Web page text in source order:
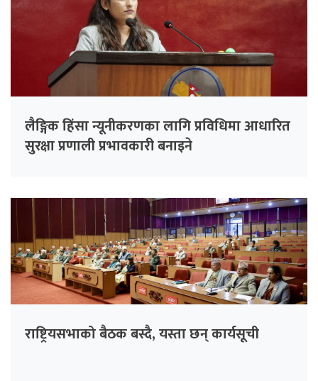
लैङ्गिक हिंसा न्यूनीकरणका लागि प्रविधिमा आधारित
सुरक्षा प्रणाली प्रभावकारी बनाइने
राष्ट्रियसभाको बैठक बस्दै, यस्ता छन् कार्यसूची